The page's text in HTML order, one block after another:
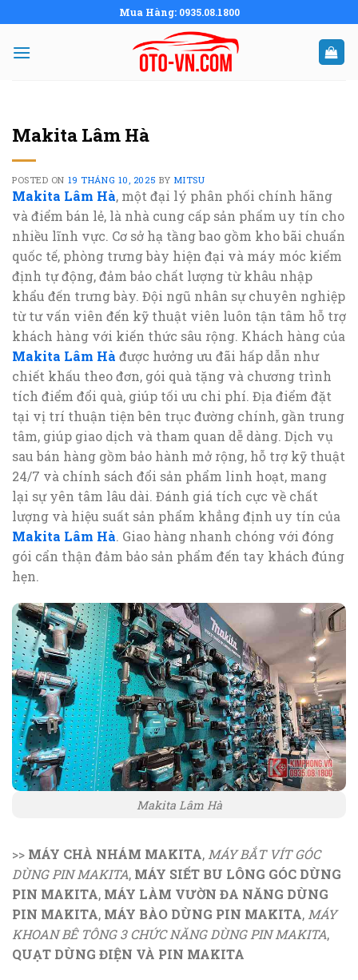
to
content
Mua Hàng: 0935.08.1800
Makita Lâm Hà
POSTED ON 19 THÁNG 10, 2025 BY MITSU
Makita Lâm Hà, một đại lý phân phối chính hãng
và điểm bán lẻ, là nhà cung cấp sản phẩm uy tín cho
nhiều lĩnh vực. Cơ sở hạ tầng bao gồm kho bãi chuẩn
quốc tế, phòng trưng bày hiện đại và máy móc kiểm
định tự động, đảm bảo chất lượng từ khâu nhập
khẩu đến trưng bày. Đội ngũ nhân sự chuyên nghiệp
từ tư vấn viên đến kỹ thuật viên luôn tận tâm hỗ trợ
khách hàng với kiến thức sâu rộng. Khách hàng của
Makita Lâm Hà được hưởng ưu đãi hấp dẫn như
chiết khấu theo đơn, gói quà tặng và chương trình
tích điểm đổi quà, giúp tối ưu chi phí. Địa điểm đặt
tại vị trí thuận tiện bên trục đường chính, gần trung
tâm, giúp giao dịch và tham quan dễ dàng. Dịch vụ
sau bán hàng gồm bảo hành mở rộng, hỗ trợ kỹ thuật
24/7 và chính sách đổi sản phẩm linh hoạt, mang
lại sự yên tâm lâu dài. Đánh giá tích cực về chất
lượng và hiệu suất sản phẩm khẳng định uy tín của
Makita Lâm Hà. Giao hàng nhanh chóng với đóng
gói cẩn thận đảm bảo sản phẩm đến tay khách đúng
hẹn.
Makita Lâm Hà
>> MÁY CHÀ NHÁM MAKITA, MÁY BẮT VÍT GÓC
DÙNG PIN MAKITA, MÁY SIẾT BU LÔNG GÓC DÙNG
PIN MAKITA, MÁY LÀM VƯỜN ĐA NĂNG DÙNG
PIN MAKITA, MÁY BÀO DÙNG PIN MAKITA, MÁY
KHOAN BÊ TÔNG 3 CHỨC NĂNG DÙNG PIN MAKITA,
QUẠT DÙNG ĐIỆN VÀ PIN MAKITA